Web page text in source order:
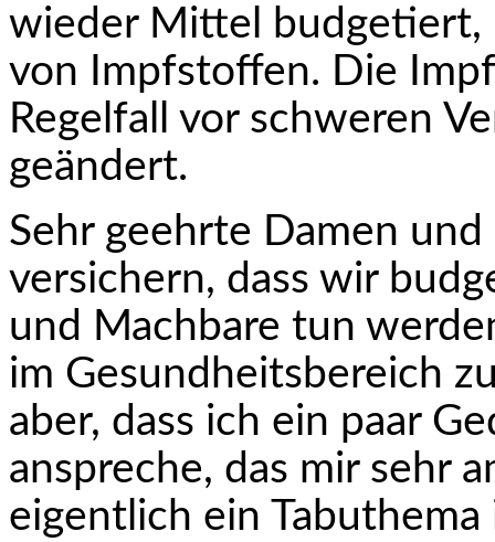
wieder Mittel budgetiert,
von Impfstoffen. Die
Regelfall vor schweren
geändert.
Sehr geehrte Damen
versichern, dass wir
und Machbare tun
im Gesundheitsbereich
aber, dass ich ein paar
anspreche, das mir sehr
eigentlich ein